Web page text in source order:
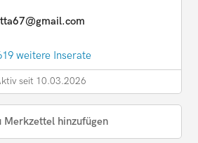
weitere Inserate
seit 10.03.2026
Merkzettel hinzufügen